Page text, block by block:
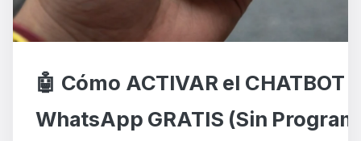
🤖 Cómo ACTIVAR el CHATBOT
WhatsApp GRATIS (Sin